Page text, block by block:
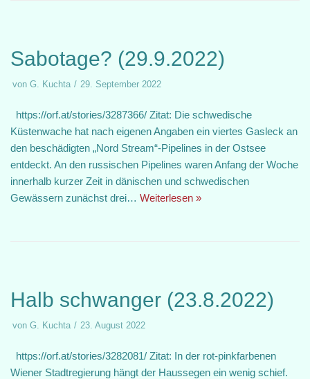
Sabotage? (29.9.2022)
von G. Kuchta 29. September 2022
https://orf.at/stories/3287366/ Zitat: Die schwedische
Küstenwache hat nach eigenen Angaben ein viertes Gasleck an
den beschädigten „Nord Stream“-Pipelines in der Ostsee
entdeckt. An den russischen Pipelines waren Anfang der Woche
innerhalb kurzer Zeit in dänischen und schwedischen
Gewässern zunächst drei… Weiterlesen »
Halb schwanger (23.8.2022)
von G. Kuchta 23. August 2022
https://orf.at/stories/3282081/ Zitat: In der rot-pinkfarbenen
Wiener Stadtregierung hängt der Haussegen ein wenig schief.